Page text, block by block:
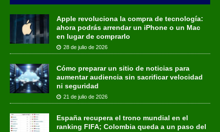
Apple revoluciona la compra de tecnología:
ahora podrás arrendar un iPhone o un Mac
en lugar de comprarlo
28 de julio de 2026
Cómo preparar un sitio de noticias para
aumentar audiencia sin sacrificar velocidad
ni seguridad
21 de julio de 2026
España recupera el trono mundial en el
ranking FIFA; Colombia queda a un paso del